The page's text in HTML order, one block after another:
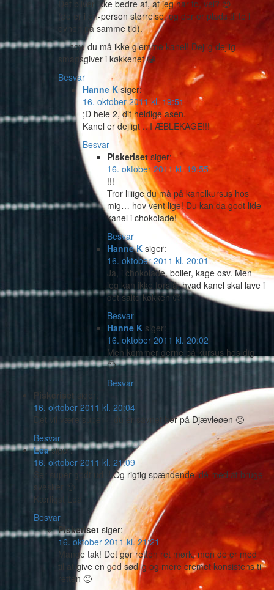
Det bliver ikke bedre af, at jeg har to, vel? 😉
(de er i én-person størrelse, og der er plads til to i
ovnen på samme tid).
… hov, du må ikke glemme kanel! Dejlig dejlig
smagsgiver i køkkenet 😀
Besvar
Hanne K siger:
16. oktober 2011 kl. 19:51
;D hele 2, dit heldige asen.
Kanel er dejligt .. I ÆBLEKAGE!!!
Besvar
Piskeriset siger:
16. oktober 2011 kl. 19:55
!!!
Tror liiiige du må på kanelkursus hos
mig… hov vent lige! Du kan da godt lide
kanel i chokolade!
Besvar
Hanne K siger:
16. oktober 2011 kl. 20:01
Ja, i chokolade, boller, kage osv. Men
jeg kan ikke forstå, hvad kanel skal lave i
det salte køkken 😉
Besvar
Hanne K siger:
16. oktober 2011 kl. 20:02
Men kommer gerne på kursus hos dig
🙂
Besvar
Piskeriset siger:
16. oktober 2011 kl. 20:04
Det vil være super – du er savnet her på Djævleøen 🙂
Besvar
Lea siger:
16. oktober 2011 kl. 21:09
Ser super godt ud..! Og rigtig spændende idé med at bruge
svesker 🙂
Kærligst Lea
Besvar
Piskeriset siger:
16. oktober 2011 kl. 21:21
Mange tak! Det gør retten ret mørk, men de er med
til at give en god sødlig og mere cremet konsistens til
retten 🙂